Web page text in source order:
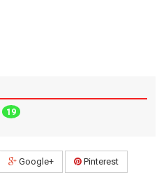
19
Google+ Pinterest